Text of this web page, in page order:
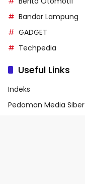
Bandar Lampung
GADGET
Techpedia
Useful Links
Indeks
Pedoman Media Siber